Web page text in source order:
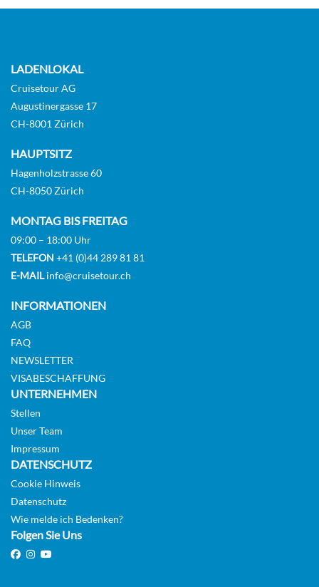
LADENLOKAL
Cruisetour AG
Augustinergasse 17
CH-8001 Zürich
HAUPTSITZ
Hagenholzstrasse 60
CH-8050 Zürich
MONTAG BIS FREITAG
09:00 – 18:00 Uhr
TELEFON +41 (0)44 289 81 81
E-MAILinfo@cruisetour.ch
INFORMATIONEN
AGB
FAQ
NEWSLETTER
VISABESCHAFFUNG
UNTERNEHMEN
Stellen
Unser Team
Impressum
DATENSCHUTZ
Cookie Hinweis
Datenschutz
Wie melde ich Bedenken?
Folgen Sie Uns